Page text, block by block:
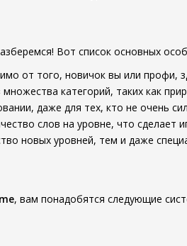
Вот список основных
от того, новичок вы или профи,
категорий, таких как
даже для тех, кто не очень
слов на уровне, что сделает
новых уровней, тем и даже
, вам понадобятся следующие